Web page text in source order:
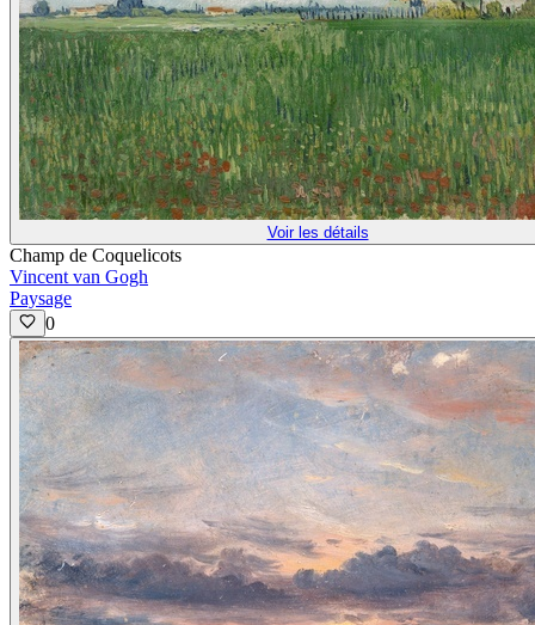
Voir les détails
Champ de Coquelicots
Vincent van Gogh
Paysage
0